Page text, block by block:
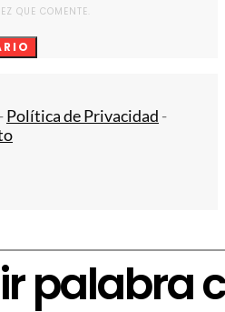
QUE COMENTE.
-Política de Privacidad -